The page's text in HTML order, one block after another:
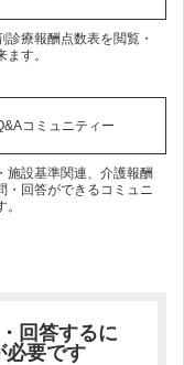
診療報酬点数表を閲覧・
ます。
コミュニティー
施設基準関連、介護報酬
・回答ができるコミュニ
回答するに
必要です